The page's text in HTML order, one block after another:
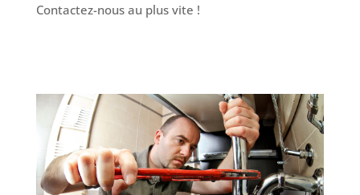
Contactez-nous au plus vite !